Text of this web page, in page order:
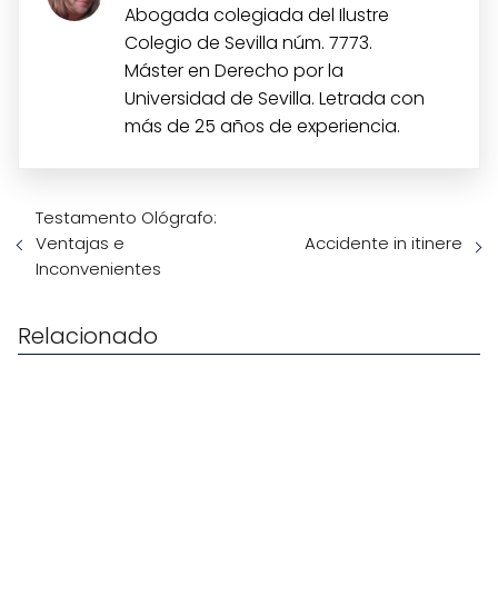
Abogada colegiada del Ilustre
Colegio de Sevilla núm. 7773.
Máster en Derecho por la
Universidad de Sevilla. Letrada con
más de 25 años de experiencia.
Testamento Ológrafo:
Ventajas e
Inconvenientes
Accidente in itinere
Relacionado